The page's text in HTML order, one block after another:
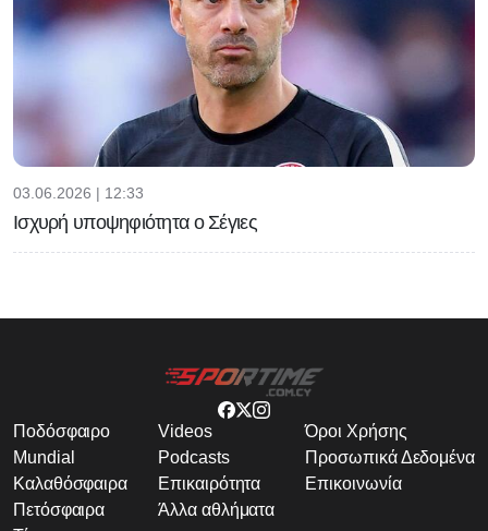
03.06.2026 | 12:33
Ισχυρή υποψηφιότητα ο Σέγιες
Ποδόσφαιρο
Mundial
Καλαθόσφαιρα
Πετόσφαιρα
Videos
Podcasts
Επικαιρότητα
Άλλα αθλήματα
Όροι Χρήσης
Προσωπικά Δεδομένα
Επικοινωνία